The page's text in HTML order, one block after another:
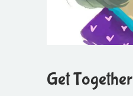
Get Together